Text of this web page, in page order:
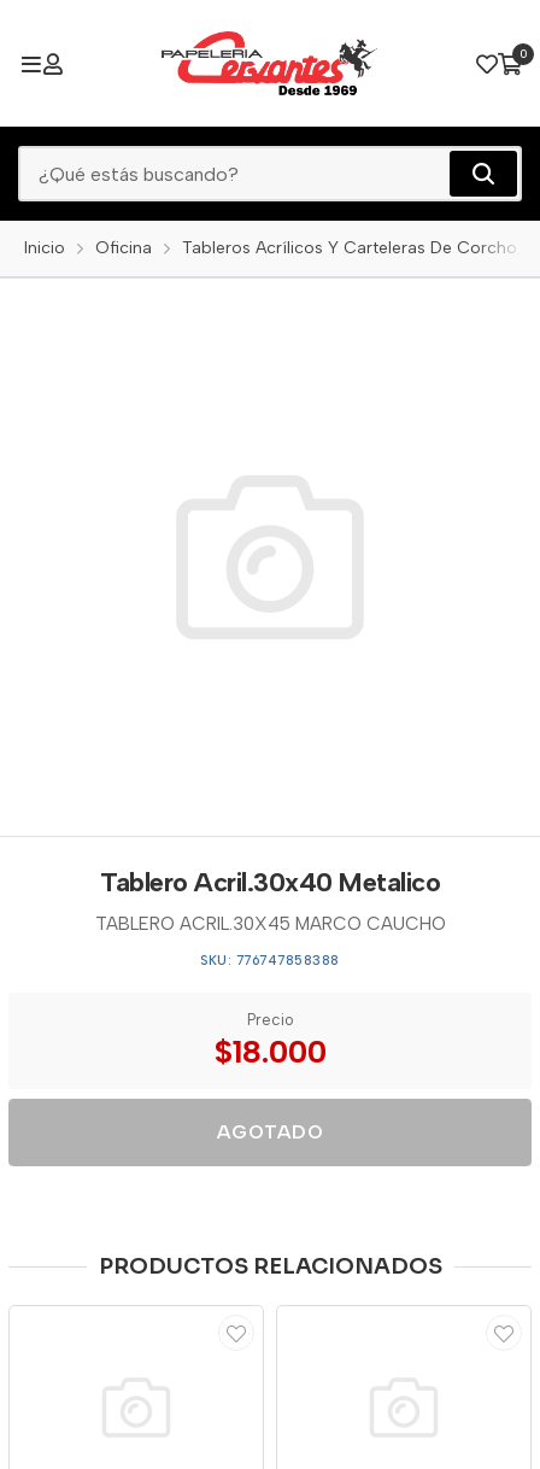
0
Inicio Oficina Tableros Acrílicos Y Carteleras De Corcho
Tablero Acril.30x40 Metalico
TABLERO ACRIL.30X45 MARCO CAUCHO
SKU: 776747858388
Precio
$18.000
AGOTADO
PRODUCTOS RELACIONADOS